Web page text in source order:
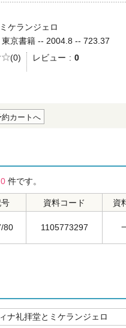
ケランジェロ
京書籍 -- 2004.8 -- 723.37
(0) レビュー 0
約カートへ
0 件です。
資料コード 資
80 1105773297
ナ礼拝堂とミケランジェロ